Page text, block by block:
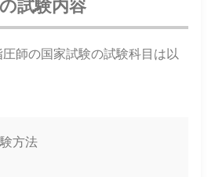
試験内容
師の国家試験の試験科目は以
方法